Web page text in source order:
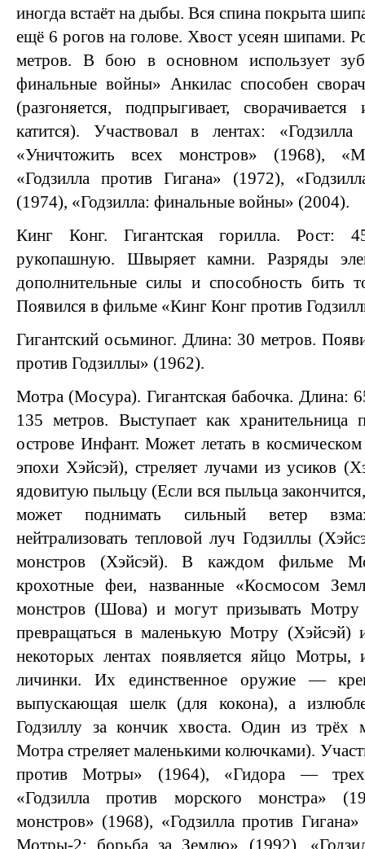
иногда встаёт на дыбы. Вся спина покрыта
ещё 6 рогов на голове. Хвост усеян шипами.
метров. В бою в основном использует
финальные войны» Анкилас способен
(разгоняется, подпрыгивает,
катится). Участвовал в лентах:
«Уничтожить всех монстров» (1968),
«Годзилла против Гигана» (1972),
(1974), «Годзилла: финальные войны» (2004).
Кинг Конг. Гигантская горилла. Рост:
рукопашную. Швыряет камни. Разряды
дополнительные силы и способность бить
Появился в фильме «Кинг Конг против
Гигантский осьминог. Длина: 30 метров.
против Годзиллы» (1962).
Мотра (Мосура). Гигантская бабочка. Длина:
135 метров. Выступает как
острове Инфант. Может летать в
эпохи Хэйсэй), стреляет лучами из усиков
ядовитую пыльцу (Если вся пыльца
может поднимать сильный ветер
нейтрализовать тепловой луч Годзиллы
монстров (Хэйсэй). В каждом фильме
крохотные феи, названные «Космосом
монстров (Шова) и могут призывать
превращаться в маленькую Мотру (Хэйсэй)
некоторых лентах появляется яйцо Мотры,
личинки. Их единственное оружие —
выпускающая шелк (для кокона), а
Годзиллу за кончик хвоста. Один из трёх
Мотра стреляет маленькими колючками).
против Мотры» (1964), «Гидора —
«Годзилла против морского монстра»
монстров» (1968), «Годзилла против
Мотры-2: борьба за Землю» (1992),